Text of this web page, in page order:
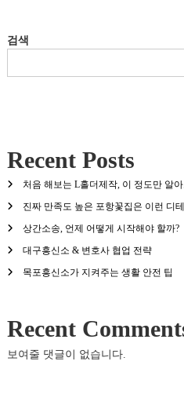
검색
Recent Posts
처음 해보는 L홀더제작, 이 정도만 알
진짜 만족도 높은 포항꽃집은 이런 디
상간소송, 언제 어떻게 시작해야 할까?
대구흥신소 & 변호사 협업 전략
목포흥신소가 지켜주는 생활 안전 팁
Recent
보여줄 댓글이 없습니다.